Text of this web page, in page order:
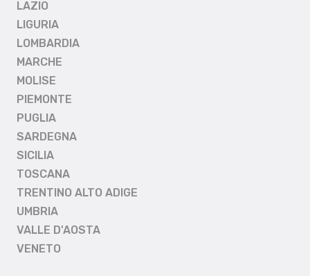
LAZIO
LIGURIA
LOMBARDIA
MARCHE
MOLISE
PIEMONTE
PUGLIA
SARDEGNA
SICILIA
TOSCANA
TRENTINO ALTO ADIGE
UMBRIA
VALLE D'AOSTA
VENETO